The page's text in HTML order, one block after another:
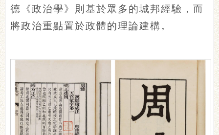
德《政治學》則基於眾多的城邦經驗，而
將政治重點置於政體的理論建構。